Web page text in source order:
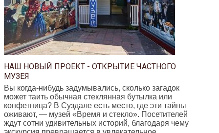
НАШ НОВЫЙ ПРОЕКТ - ОТКРЫТИЕ ЧАСТНОГО
МУЗЕЯ
Вы когда-нибудь задумывались, сколько загадок
может таить обычная стеклянная бутылка или
конфетница? В Суздале есть место, где эти тайны
оживают, — музей «Время и стекло». Посетителей
ждут сотни удивительных историй, благодаря чему